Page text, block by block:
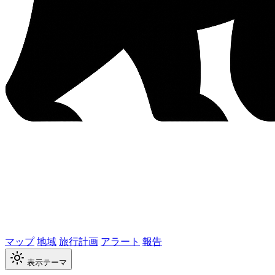
マップ地域旅行計画 アラート 報告
表示テーマ